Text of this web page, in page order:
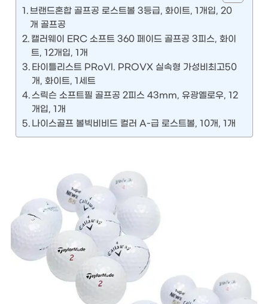
브랜드혼합 골프공 로스트볼 3등급, 화이트, 1개입, 20
개 골프공
캘러웨이 ERC 소프트 360 페이드 골프공 3피스, 화이
트, 12개입, 1개
타이틀리스트 PRoVl. PROVX 실속형 가성비최고50
개, 화이트, 1세트
스릭슨 소프트필 골프공 2피스 43mm, 유광옐로우, 12
개입, 1개
나이스골프 볼빅비비드 컬러 A-급 로스트볼, 10개, 1개